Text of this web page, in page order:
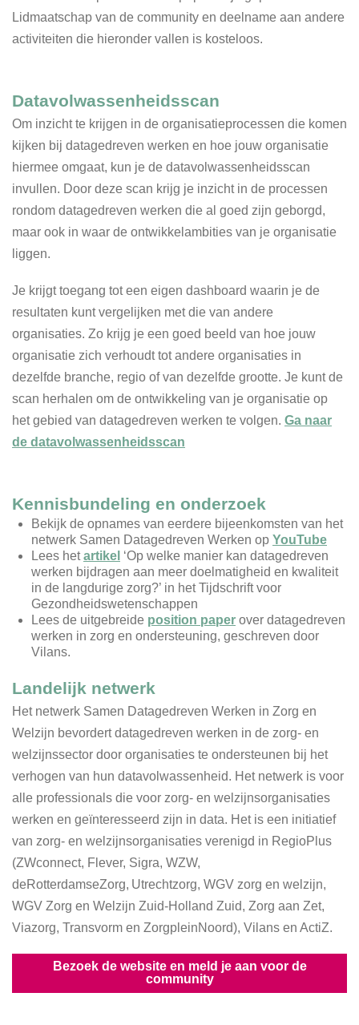
Lidmaatschap van de community en deelname aan andere
activiteiten die hieronder vallen is kosteloos.
Datavolwassenheidsscan
Om inzicht te krijgen in de organisatieprocessen die komen
kijken bij datagedreven werken en hoe jouw organisatie
hiermee omgaat, kun je de datavolwassenheidsscan
invullen. Door deze scan krijg je inzicht in de processen
rondom datagedreven werken die al goed zijn geborgd,
maar ook in waar de ontwikkelambities van je organisatie
liggen.
Je krijgt toegang tot een eigen dashboard waarin je de
resultaten kunt vergelijken met die van andere
organisaties. Zo krijg je een goed beeld van hoe jouw
organisatie zich verhoudt tot andere organisaties in
dezelfde branche, regio of van dezelfde grootte. Je kunt de
scan herhalen om de ontwikkeling van je organisatie op
het gebied van datagedreven werken te volgen. Ga naar
de datavolwassenheidsscan
Kennisbundeling en onderzoek
Bekijk de opnames van eerdere bijeenkomsten van het
netwerk Samen Datagedreven Werken op YouTube
Lees hetartikel ‘Op welke manier kan datagedreven
werken bijdragen aan meer doelmatigheid en kwaliteit
in de langdurige zorg?’ in het Tijdschrift voor
Gezondheidswetenschappen
Lees de uitgebreide position paper over datagedreven
werken in zorg en ondersteuning, geschreven door
Vilans.
Landelijk netwerk
Het netwerk Samen Datagedreven Werken in Zorg en
Welzijn bevordert datagedreven werken in de zorg- en
welzijnssector door organisaties te ondersteunen bij het
verhogen van hun datavolwassenheid. Het netwerk is voor
alle professionals die voor zorg- en welzijnsorganisaties
werken en geïnteresseerd zijn in data. Het is een initiatief
van zorg- en welzijnsorganisaties verenigd in RegioPlus
(ZWconnect, Flever, Sigra, WZW,
deRotterdamseZorg, Utrechtzorg, WGV zorg en welzijn,
WGV Zorg en Welzijn Zuid-Holland Zuid, Zorg aan Zet,
Viazorg, Transvorm en ZorgpleinNoord), Vilans en ActiZ.
Bezoek de website en meld je aan voor de
community